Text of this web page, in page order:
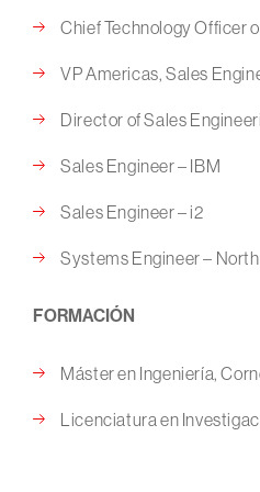
Chief Technology Officer
VP Americas, Sales
Director of Sales
Sales Engineer – IBM
Sales Engineer – i2
Systems Engineer –
FORMACIÓN
Máster en Ingeniería,
Licenciatura en